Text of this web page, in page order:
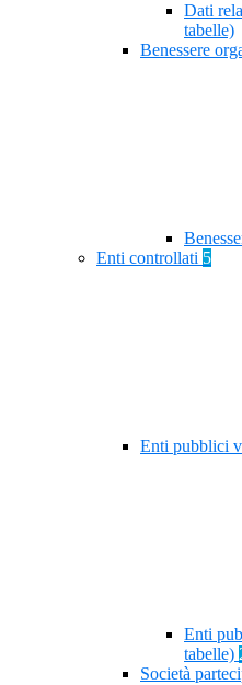
Dati
tabelle)
Benessere
Enti controllati 5
Enti pubblici
Enti
tabelle)
Società